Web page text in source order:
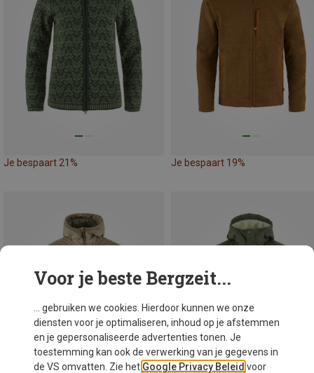
Je bespaart 21% Je bespaart 19%
Voor je beste Bergzeit...
... gebruiken we cookies. Hierdoor kunnen we onze
diensten voor je optimaliseren, inhoud op je afstemmen
en je gepersonaliseerde advertenties tonen. Je
toestemming kan ook de verwerking van je gegevens in
de VS omvatten. Zie het Google Privacy Beleid voor